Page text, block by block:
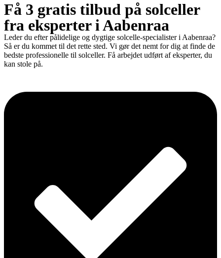
Få 3 gratis tilbud på solceller
fra eksperter i Aabenraa
Leder du efter pålidelige og dygtige solcelle-specialister i Aabenraa?
Så er du kommet til det rette sted. Vi gør det nemt for dig at finde de
bedste professionelle til solceller. Få arbejdet udført af eksperter, du
kan stole på.